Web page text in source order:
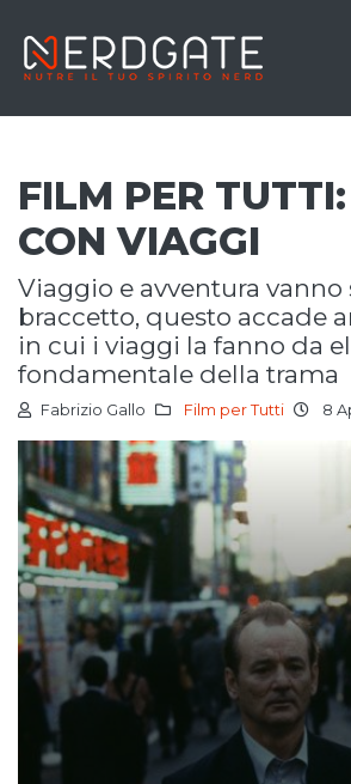
FILM PER
CON VIAGGI
viaggio e avventura vanno spesso a
braccetto, questo accade
in cui i viaggi la fanno da
fondamentale della trama
Fabrizio Gallo Film per Tutti 8